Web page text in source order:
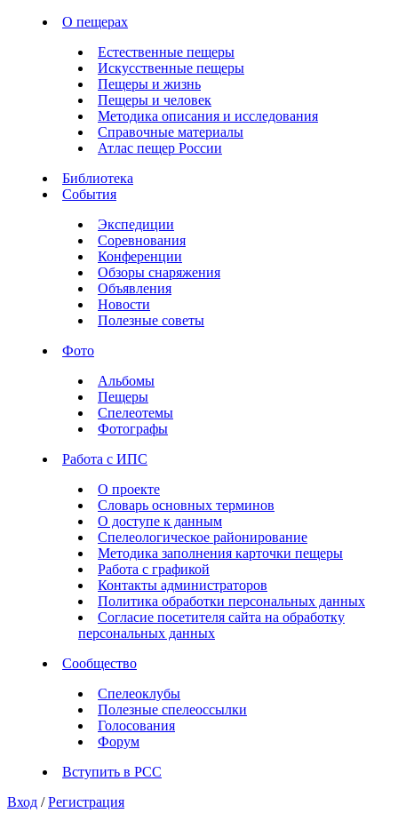
О пещерах
Естественные пещеры
Искусственные пещеры
Пещеры и жизнь
Пещеры и человек
Методика описания и исследования
Справочные материалы
Атлас пещер России
Библиотека
События
Экспедиции
Соревнования
Конференции
Обзоры снаряжения
Объявления
Новости
Полезные советы
Фото
Альбомы
Пещеры
Спелеотемы
Фотографы
Работа с ИПС
О проекте
Словарь основных терминов
О доступе к данным
Спелеологическое районирование
Методика заполнения карточки пещеры
Работа с графикой
Контакты администраторов
Политика обработки персональных данных
Согласие посетителя сайта на обработку
персональных данных
Сообщество
Спелеоклубы
Полезные спелеоссылки
Голосования
Форум
Вступить в РСС
Вход / Регистрация